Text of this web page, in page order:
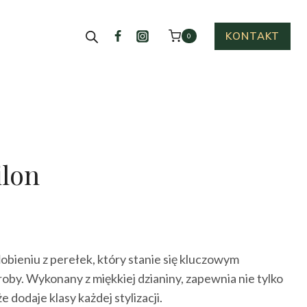
0 KONTAKT
zł.
z perełek, który stanie się kluczowym
Wykonany z miękkiej dzianiny, zapewnia nie tylko
dodaje klasy każdej stylizacji.